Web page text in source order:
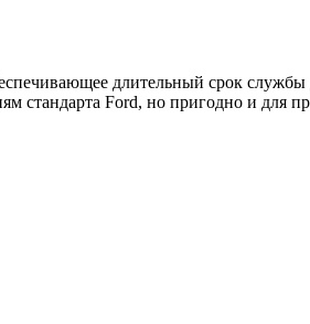
длительный срок
стандарта Ford, но пригодно и для